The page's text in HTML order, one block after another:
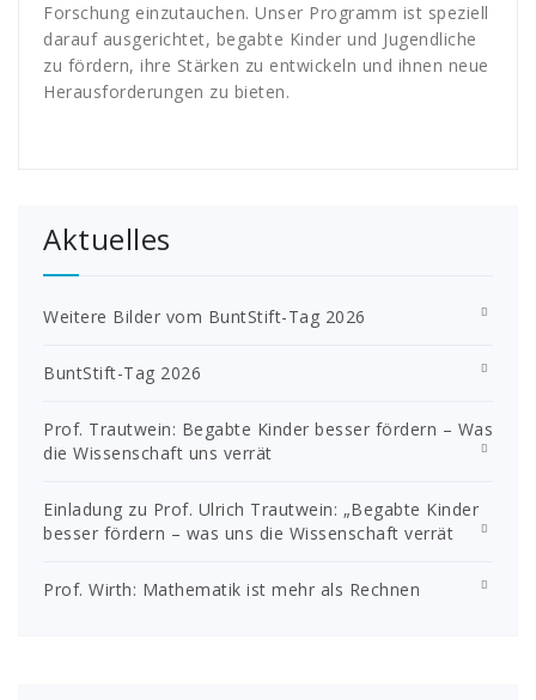
Forschung einzutauchen. Unser Programm ist speziell
darauf ausgerichtet, begabte Kinder und Jugendliche
zu fördern, ihre Stärken zu entwickeln und ihnen neue
Herausforderungen zu bieten.
Aktuelles
Weitere Bilder vom BuntStift-Tag 2026
BuntStift-Tag 2026
Prof. Trautwein: Begabte Kinder besser fördern – Was
die Wissenschaft uns verrät
Einladung zu Prof. Ulrich Trautwein: „Begabte Kinder
besser fördern – was uns die Wissenschaft verrät
Prof. Wirth: Mathematik ist mehr als Rechnen